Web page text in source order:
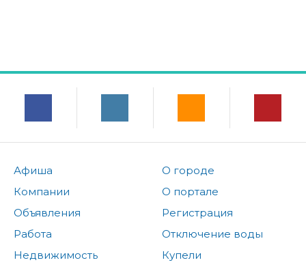
Афиша
Компании
Объявления
Работа
Недвижимость
О городе
О портале
Регистрация
Отключение воды
Купели